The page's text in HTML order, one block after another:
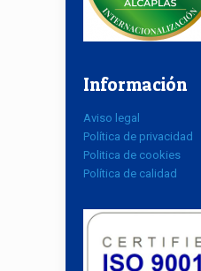
Información
Aviso legal
Política de privacidad
Politica de cookies
Política de calidad